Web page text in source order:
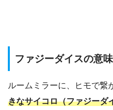
ファジーダイスの意
ルームミラーに、ヒモで繋
きなサイコロ（ファジーダ